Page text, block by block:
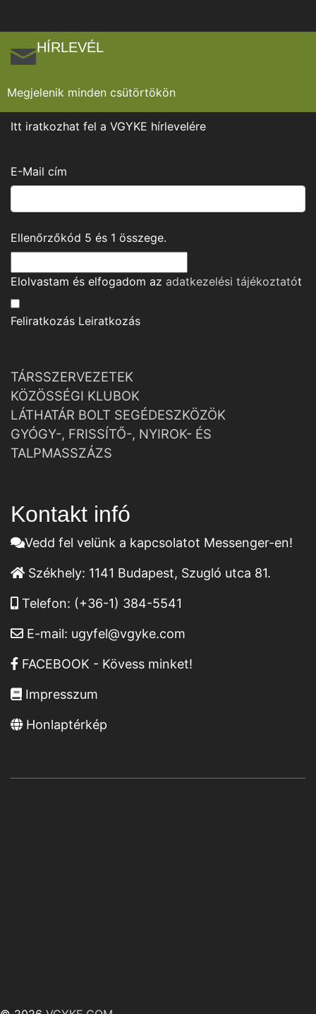
HÍRLEVÉL
Megjelenik minden csütörtökön
Itt iratkozhat fel a VGYKE hírlevelére
E-Mail cím
Ellenőrzőkód 5 és 1 összege.
Elolvastam és elfogadom az adatkezelési tájékoztatót
Feliratkozás Leiratkozás
TÁRSSZERVEZETEK
KÖZÖSSÉGI KLUBOK
LÁTHATÁR BOLT SEGÉDESZKÖZÖK
GYÓGY-, FRISSÍTŐ-, NYIROK- ÉS
TALPMASSZÁZS
Kontakt infó
Vedd fel velünk a kapcsolatot Messenger-en!
Székhely: 1141 Budapest, Szugló utca 81.
Telefon: (+36-1) 384-5541
E-mail: ugyfel@vgyke.com
FACEBOOK - Kövess minket!
Impresszum
Honlaptérkép